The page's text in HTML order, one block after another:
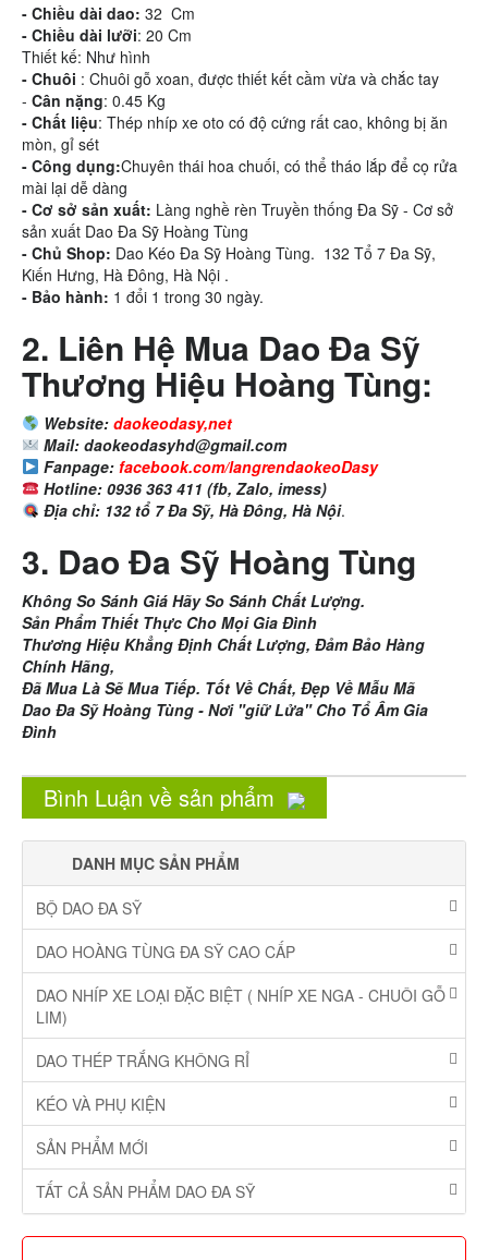
- Chiều dài dao: 32 Cm
- Chiều dài lưỡi: 20 Cm
Thiết kế: Như hình
- Chuôi : Chuôi gỗ xoan, được thiết kết cầm vừa và chắc tay
- Cân nặng: 0.45 Kg
- Chất liệu: Thép nhíp xe oto có độ cứng rất cao, không bị ăn
mòn, gỉ sét
- Công dụng:Chuyên thái hoa chuối, có thể tháo lắp để cọ rửa
mài lại dễ dàng
- Cơ sở sản xuất: Làng nghề rèn Truyền thống Đa Sỹ - Cơ sở
sản xuất Dao Đa Sỹ Hoàng Tùng
- Chủ Shop: Dao Kéo Đa Sỹ Hoàng Tùng. 132 Tổ 7 Đa Sỹ,
Kiến Hưng, Hà Đông, Hà Nội .
- Bảo hành: 1 đổi 1 trong 30 ngày.
2. Liên Hệ Mua Dao Đa Sỹ
Thương Hiệu Hoàng Tùng:
Website: daokeodasy,net
Mail: daokeodasyhd@gmail.com
Fanpage: facebook.com/langrendaokeoDasy
Hotline: 0936 363 411 (fb, Zalo, imess)
Địa chỉ: 132 tổ 7 Đa Sỹ, Hà Đông, Hà Nội.
3. Dao Đa Sỹ Hoàng Tùng
Không So Sánh Giá Hãy So Sánh Chất Lượng.
Sản Phẩm Thiết Thực Cho Mọi Gia Đình
Thương Hiệu Khẳng Định Chất Lượng, Đảm Bảo Hàng
Chính Hãng,
Đã Mua Là Sẽ Mua Tiếp. Tốt Về Chất, Đẹp Về Mẫu Mã
Dao Đa Sỹ Hoàng Tùng - Nơi "giữ Lửa" Cho Tổ Âm Gia
Đình
Bình Luận về sản phẩm
DANH MỤC SẢN PHẨM
BỘ DAO ĐA SỸ
DAO HOÀNG TÙNG ĐA SỸ CAO CẤP
DAO NHÍP XE LOẠI ĐẶC BIỆT ( NHÍP XE NGA - CHUÔI GỖ
LIM)
DAO THÉP TRẮNG KHÔNG RỈ
KÉO VÀ PHỤ KIỆN
SẢN PHẨM MỚI
TẤT CẢ SẢN PHẨM DAO ĐA SỸ